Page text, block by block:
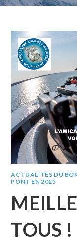
ACTUALITÉS DU
PONT EN 2025
TOUS !